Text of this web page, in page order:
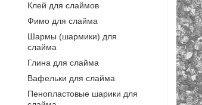
Клей для слаймов
Фимо для слайма
Шармы (шармики) для
слайма
Глина для слайма
Вафельки для слайма
Пенопластовые шарики для